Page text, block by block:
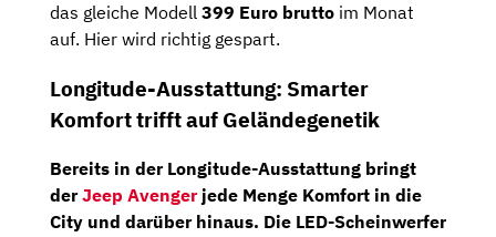
das gleiche Modell 399 Euro brutto im Monat
auf. Hier wird richtig gespart.
Longitude-Ausstattung: Smarter
Komfort trifft auf Geländegenetik
Bereits in der Longitude-Ausstattung bringt
derJeep Avengerjede Menge Komfort in die
City und darüber hinaus. Die LED-Scheinwerfer